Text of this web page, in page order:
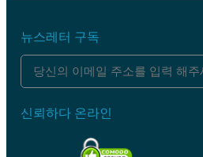
뉴스레터 구독
신뢰하다 온라인